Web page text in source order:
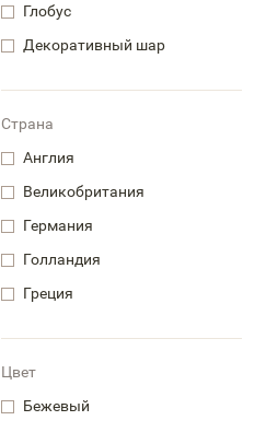
Глобус
Декоративный шар
Страна
Англия
Великобритания
Германия
Голландия
Греция
Цвет
Бежевый